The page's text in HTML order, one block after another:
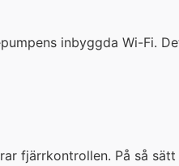
inbyggda Wi-Fi.
fjärrkontrollen. På så